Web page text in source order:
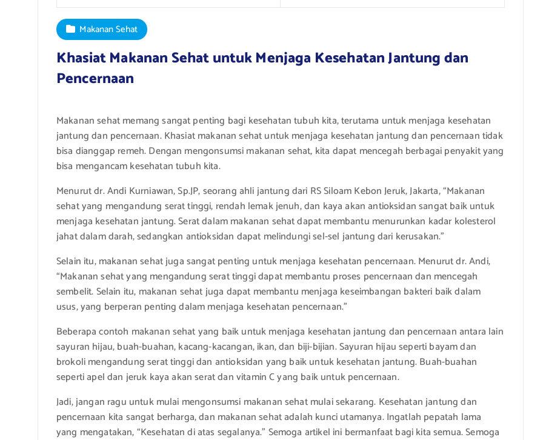
Makanan Sehat
Khasiat Makanan Sehat untuk Menjaga Kesehatan Jantung dan
Pencernaan
Makanan sehat memang sangat penting bagi kesehatan tubuh kita, terutama untuk menjaga kesehatan
jantung dan pencernaan. Khasiat makanan sehat untuk menjaga kesehatan jantung dan pencernaan tidak
bisa dianggap remeh. Dengan mengonsumsi makanan sehat, kita dapat mencegah berbagai penyakit yang
bisa mengancam kesehatan tubuh kita.
Menurut dr. Andi Kurniawan, Sp.JP, seorang ahli jantung dari RS Siloam Kebon Jeruk, Jakarta, “Makanan
sehat yang mengandung serat tinggi, rendah lemak jenuh, dan kaya akan antioksidan sangat baik untuk
menjaga kesehatan jantung. Serat dalam makanan sehat dapat membantu menurunkan kadar kolesterol
jahat dalam darah, sedangkan antioksidan dapat melindungi sel-sel jantung dari kerusakan.”
Selain itu, makanan sehat juga sangat penting untuk menjaga kesehatan pencernaan. Menurut dr. Andi,
“Makanan sehat yang mengandung serat tinggi dapat membantu proses pencernaan dan mencegah
sembelit. Selain itu, makanan sehat juga dapat membantu menjaga keseimbangan bakteri baik dalam
usus, yang berperan penting dalam menjaga kesehatan pencernaan.”
Beberapa contoh makanan sehat yang baik untuk menjaga kesehatan jantung dan pencernaan antara lain
sayuran hijau, buah-buahan, kacang-kacangan, ikan, dan biji-bijian. Sayuran hijau seperti bayam dan
brokoli mengandung serat tinggi dan antioksidan yang baik untuk kesehatan jantung. Buah-buahan
seperti apel dan jeruk kaya akan serat dan vitamin C yang baik untuk pencernaan.
Jadi, jangan ragu untuk mulai mengonsumsi makanan sehat mulai sekarang. Kesehatan jantung dan
pencernaan kita sangat berharga, dan makanan sehat adalah kunci utamanya. Ingatlah pepatah lama
yang mengatakan, “Kesehatan di atas segalanya.” Semoga artikel ini bermanfaat bagi kita semua. Semoga